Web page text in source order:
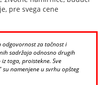
pre svega cene
odgovornost za tačnost i
sadržaja odnosno drugih
toga, proistekne. Sve
namenjene u svrhu opšteg